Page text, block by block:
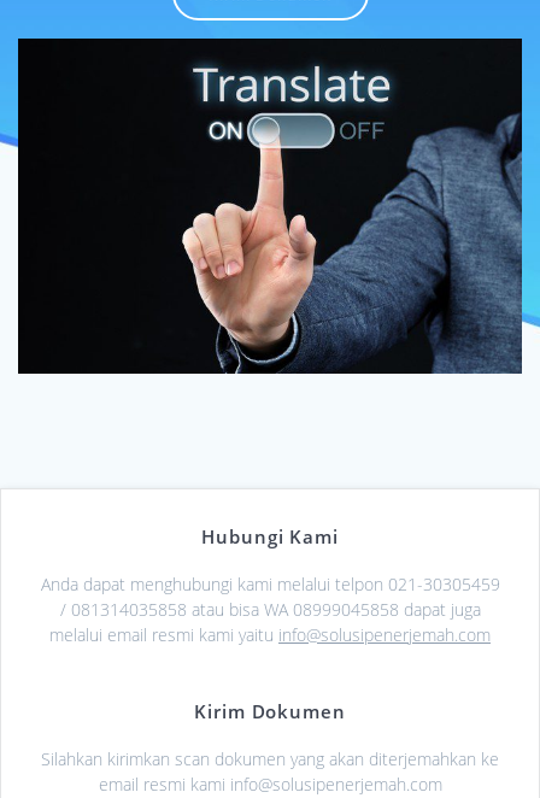
Hubungi Kami
Anda dapat menghubungi kami melalui telpon 021-30305459
/ 081314035858 atau bisa WA 08999045858 dapat juga
melalui email resmi kami yaitu info@solusipenerjemah.com
Kirim Dokumen
Silahkan kirimkan scan dokumen yang akan diterjemahkan ke
email resmi kami info@solusipenerjemah.com